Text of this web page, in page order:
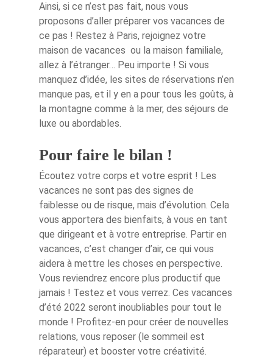
Ainsi, si ce n’est pas fait, nous vous
proposons d’aller préparer vos vacances de
ce pas ! Restez à Paris, rejoignez votre
maison de vacances ou la maison familiale,
allez à l’étranger… Peu importe ! Si vous
manquez d’idée, les sites de réservations n’en
manque pas, et il y en a pour tous les goûts, à
la montagne comme à la mer, des séjours de
luxe ou abordables.
Pour faire le bilan !
Écoutez votre corps et votre esprit ! Les
vacances ne sont pas des signes de
faiblesse ou de risque, mais d’évolution. Cela
vous apportera des bienfaits, à vous en tant
que dirigeant et à votre entreprise. Partir en
vacances, c’est changer d’air, ce qui vous
aidera à mettre les choses en perspective.
Vous reviendrez encore plus productif que
jamais ! Testez et vous verrez. Ces vacances
d’été 2022 seront inoubliables pour tout le
monde ! Profitez-en pour créer de nouvelles
relations, vous reposer (le sommeil est
réparateur) et booster votre créativité.